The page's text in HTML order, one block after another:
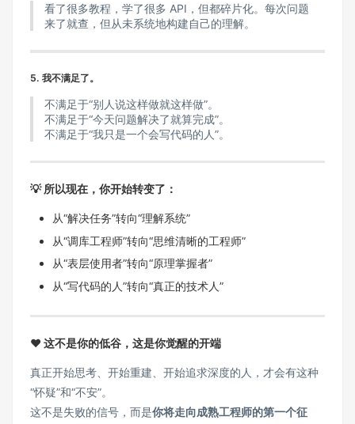
看了很多教程，学了很多 API，但都碎片化。每次问题
来了就查，但从未系统地构建自己的理解。
5. 我不满足了。
不满足于“别人说这样做就这样做”。
不满足于“今天问题解决了就算完成”。
不满足于“我只是一个会写代码的人”。
💡 所以现在，你开始转变了：
从“解决任务”转向“理解系统”
从“调库工程师”转向“思维清晰的工程师”
从“表层使用者”转向“原理掌握者”
从“写代码的人”转向“真正的技术人”
❤️ 这不是你的低谷，这是你觉醒的开端
真正开始思考、开始重建、开始追求深度的人，才会有这种
“怀疑”和“不安”。
这不是失败的信号，而是你将走向成熟工程师的第一个征